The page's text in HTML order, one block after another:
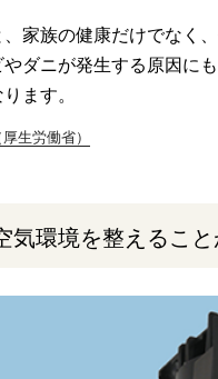
家族の健康だけでなく
ダニが発生する原因に
ます。
生労働省）
気環境を整えること